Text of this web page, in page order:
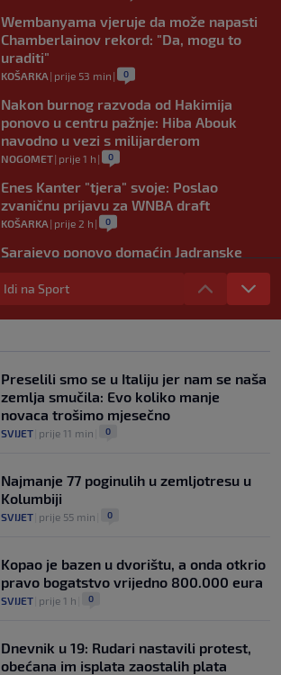
Wembanyama vjeruje da može napasti
Chamberlainov rekord: "Da, mogu to
uraditi"
KOŠARKA | prije 53 min | 0
Nakon burnog razvoda od Hakimija
ponovo u centru pažnje: Hiba Abouk
navodno u vezi s milijarderom
NOGOMET| prije 1 h | 0
Enes Kanter "tjera" svoje: Poslao
zvaničnu prijavu za WNBA draft
KOŠARKA | prije 2 h | 0
Sarajevo ponovo domaćin Jadranske
Teqball lige - U borbi za titulu 80 ekipa
OSTALI SPORTOVI
Barcelona odbila prvu ponudu PSG-a za
Idi na Sport
Preselili smo se u Italiju jer nam se naša
zemlja smučila: Evo koliko manje
novaca trošimo mjesečno
SVIJET prije 11 min 0
Najmanje 77 poginulih u zemljotresu u
Kolumbiji
SVIJET prije 55 min 0
Kopao je bazen u dvorištu, a onda otkrio
pravo bogatstvo vrijedno 800.000 eura
SVIJET prije 1 h 0
Dnevnik u 19: Rudari nastavili protest,
obećana im isplata zaostalih plata